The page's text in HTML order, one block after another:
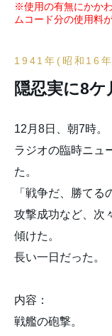
※使用の有無にかか
ムコード分の使用料
1941年(昭和16
隠忍実に8
12月8日、朝7時。
ラジオの臨時ニュ
た。
「戦争だ、勝て
攻撃成功など、次
傾けた。
長い一日だった。
内容：
戦艦の砲撃。